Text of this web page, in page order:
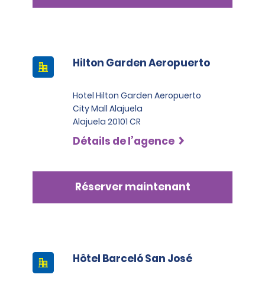
Hilton Garden Aeropuerto
Hotel Hilton Garden Aeropuerto
City Mall Alajuela
Alajuela 20101 CR
Détails de l’agence
Réserver maintenant
Hôtel Barceló San José